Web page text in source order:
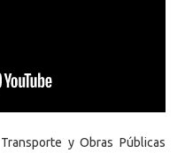
y Obras Públicas